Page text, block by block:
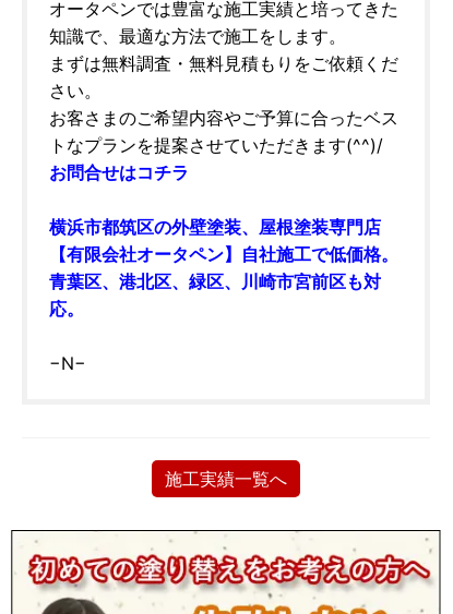
オータペンでは豊富な施工実績と培ってきた
知識で、最適な方法で施工をします。
まずは無料調査・無料見積もりをご依頼くだ
さい。
お客さまのご希望内容やご予算に合ったベス
トなプランを提案させていただきます(^^)/
お問合せはコチラ
横浜市都筑区の外壁塗装、屋根塗装専門店
【有限会社オータペン】自社施工で低価格。
青葉区、港北区、緑区、川崎市宮前区も対
応。
−N−
施工実績一覧へ